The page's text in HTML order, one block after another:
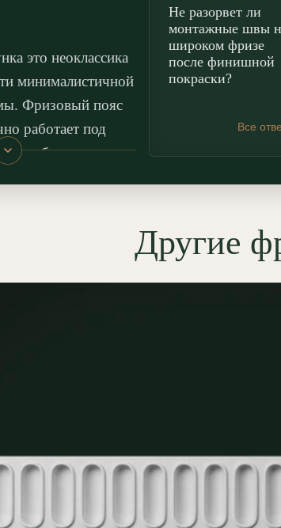
это неоклассика
минималистичной
Фризовый пояс
работает под
«собирая» верх
монолитной
Не разорвет ли
монтажные швы
широком фризе
после финишной
покраски?
Все
Другие